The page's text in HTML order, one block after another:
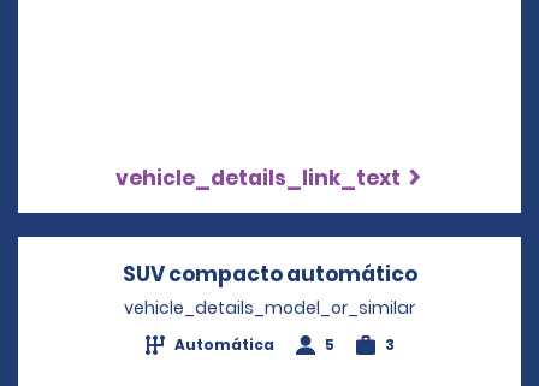
vehicle_details_link_text
SUV compacto automáticoOpens in a
vehicle_details_model_or_similar
Automática 5 3